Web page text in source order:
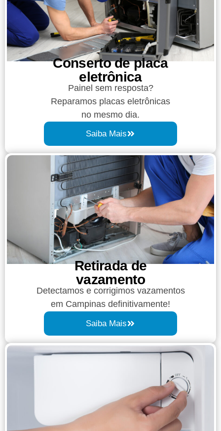
Conserto de placa
eletrônica
Painel sem resposta?
Reparamos placas eletrônicas
no mesmo dia.
Saiba Mais
Retirada de
vazamento​​
Detectamos e corrigimos vazamentos
em Campinas definitivamente!
Saiba Mais